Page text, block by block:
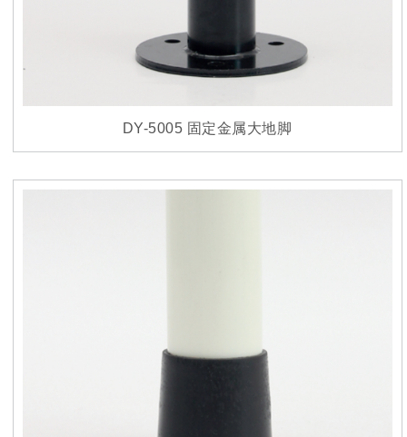
DY-5005 固定金属大地脚